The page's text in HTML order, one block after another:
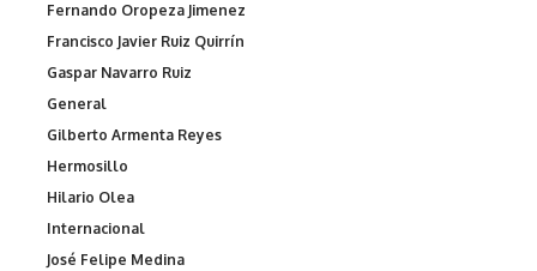
Fernando Oropeza Jimenez
Francisco Javier Ruiz Quirrín
Gaspar Navarro Ruiz
General
Gilberto Armenta Reyes
Hermosillo
Hilario Olea
Internacional
José Felipe Medina